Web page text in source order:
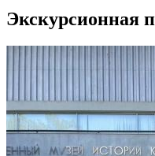
Экскурсионная